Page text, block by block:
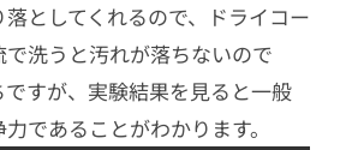
としてくれるので、ドライコー
洗うと汚れが落ちないので
すが、実験結果を見ると一般
であることがわかります。